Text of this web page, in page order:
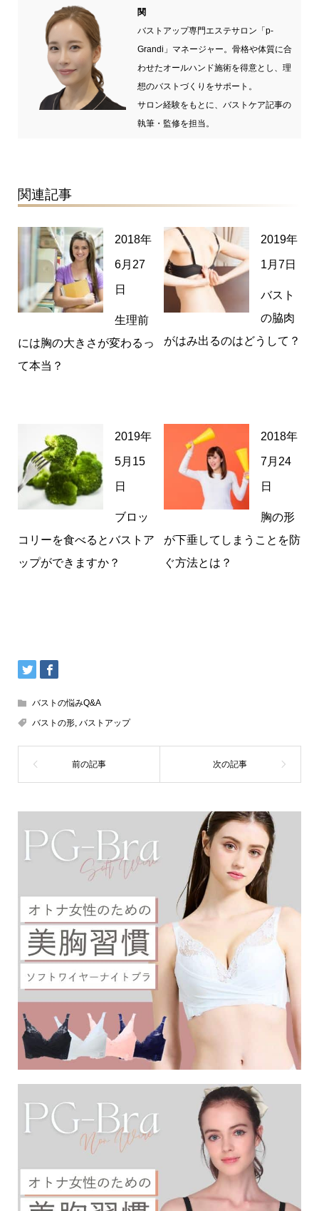
関
バストアップ専門エステサロン「p-
Grandi」マネージャー。骨格や体質に合
わせたオールハンド施術を得意とし、理
想のバストづくりをサポート。
サロン経験をもとに、バストケア記事の
執筆・監修を担当。
関連記事
2018年
6月27
日
生理前
には胸の大きさが変わるっ
て本当？
2019年
1月7日
バスト
の脇肉
がはみ出るのはどうして？
2019年
5月15
日
ブロッ
コリーを食べるとバストア
ップができますか？
2018年
7月24
日
胸の形
が下垂してしまうことを防
ぐ方法とは？
バストの悩みQ&A
バストの形, バストアップ